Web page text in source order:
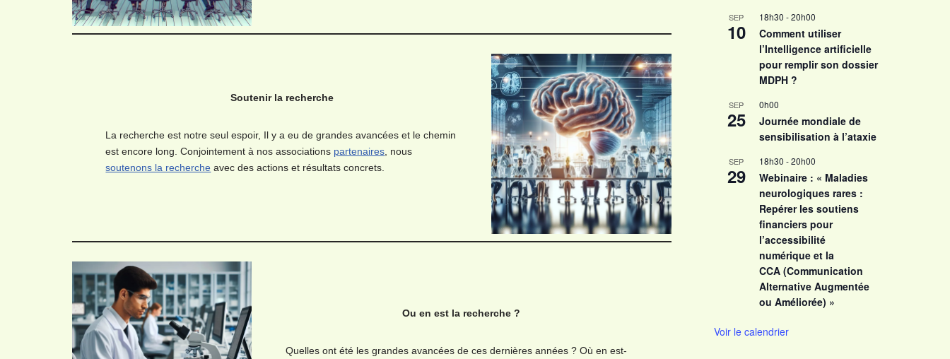
Soutenir la recherche
La recherche est notre seul espoir, Il y a eu de grandes avancées et le chemin
est encore long. Conjointement à nos associations partenaires, nous
soutenons la recherche avec des actions et résultats concrets.
Ou en est la recherche ?
Quelles ont été les grandes avancées de ces dernières années ? Où en est-
SEP
10
18h30 -20h00
Comment utiliser
l’Intelligence artificielle
pour remplir son dossier
MDPH ?
SEP
25
0h00
Journée mondiale de
sensibilisation à l’ataxie
SEP
29
18h30 -20h00
Webinaire : « Maladies
neurologiques rares :
Repérer les soutiens
financiers pour
l’accessibilité
numérique et la
CCA (Communication
Alternative Augmentée
ou Améliorée) »
Voir le calendrier